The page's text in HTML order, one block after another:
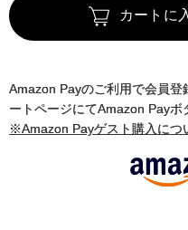
カートに
Amazon Payのご利用で会員登
ートページにてAmazon Payボ
※Amazon Payゲスト購入につ